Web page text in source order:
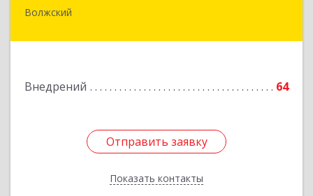
Волжский
Внедрений 64
Отправить заявку
Показать контакты
Отправить заявку
Назад